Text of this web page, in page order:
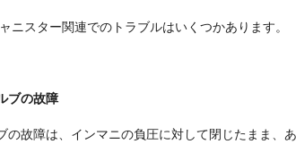
ニスター関連でのトラブルはいくつかあります。
ブの故障
の故障は、インマニの負圧に対して閉じたまま、